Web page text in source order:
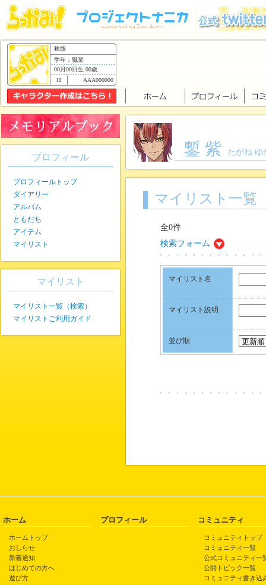
種族
学年：職業
00月00日生 00歳
AAA000000
鏨 紫 たがね ゆ
マイリスト一覧
全0件
検索フォーム
マイリスト名
マイリスト説明
並び順
プロフィール
プロフィールトップ
ダイアリー
アルバム
ともだち
アイテム
マイリスト
マイリスト
マイリスト一覧（検索）
マイリストご利用ガイド
ホーム
ホームトップ
おしらせ
新着通知
はじめての方へ
遊び方
プロフィール コミュニティ
コミュニティトップ
コミュニティ一覧
公式コミュニティ一
公開トピック一覧
コミュニティ書き込